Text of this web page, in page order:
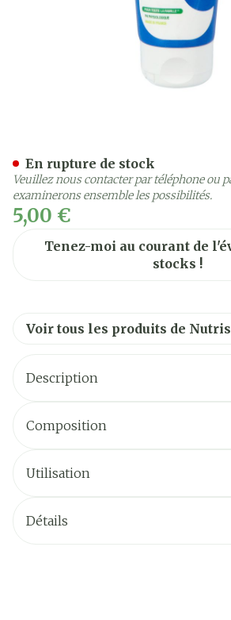
5,00 €
Tenez-moi au courant de
stocks !
En rupture de stock
Veuillez nous contacter par téléphone ou
examinerons ensemble les possibilités.
Voir tous les produits de
Description
Composition
Utilisation
Détails